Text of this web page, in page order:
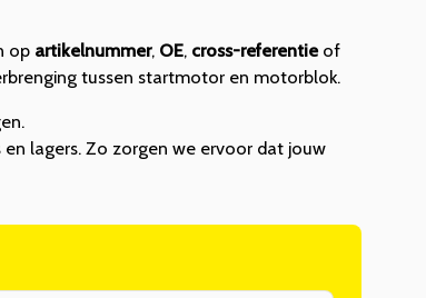
op artikelnummer, OE, cross-referentieof
tussen startmotor en motorblok.
lagers. Zo zorgen we ervoor dat jouw